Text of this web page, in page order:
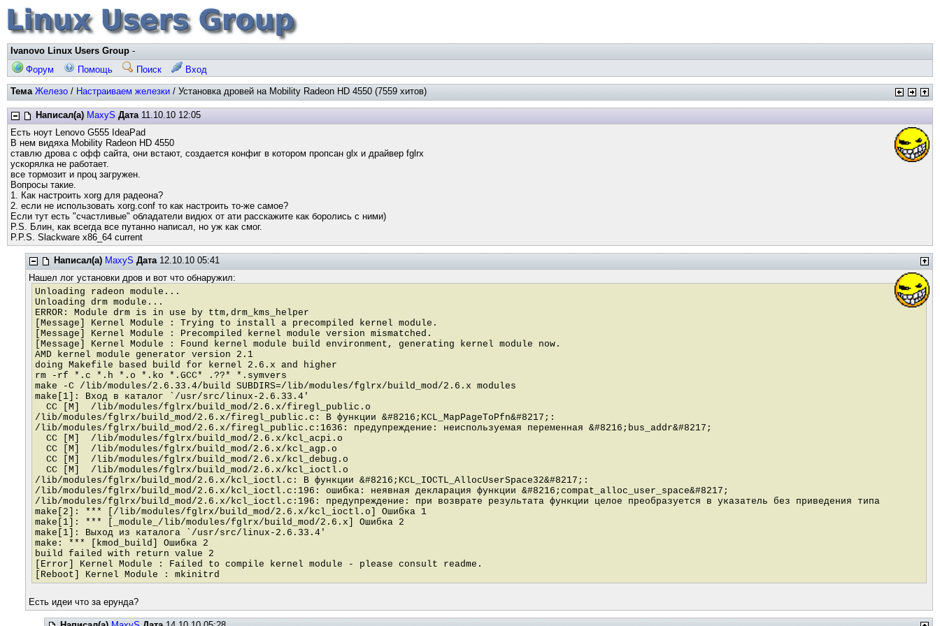
Ivanovo Linux Users Group -
Форум
Помощь Поиск Вход
Тема Железо / Настраиваем железки / Установка дровей на Mobility Radeon HD 4550 (7559 хитов)
Написал(а) MaxyS Дата11.10.10 12:05
Есть ноут Lenovo G555 IdeaPad
В нем видяха Mobility Radeon HD 4550
ставлю дрова с офф сайта, они встают, создается конфиг в котором пропсан glx и драйвер fglrx
ускорялка не работает.
все тормозит и проц загружен.
Вопросы такие.
1. Как настроить xorg для радеона?
2. если не использовать xorg.conf то как настроить то-же самое?
Если тут есть "счастливые" обладатели видюх от ати расскажите как боролись с ними)
P.S. Блин, как всегда все путанно написал, но уж как смог.
P.P.S. Slackware x86_64 current
Написал(а) MaxyS Дата12.10.10 05:41
Нашел лог установки дров и вот что обнаружил:
Unloading radeon module...
Unloading drm module...
ERROR: Module drm is in use by ttm,drm_kms_helper
[Message] Kernel Module : Trying to install a precompiled kernel module.
[Message] Kernel Module : Precompiled kernel module version mismatched.
[Message] Kernel Module : Found kernel module build environment, generating kernel module now.
AMD kernel module generator version 2.1
doing Makefile based build for kernel 2.6.x and higher
rm -rf *.c *.h *.o *.ko *.GCC* .??* *.symvers
make -C /lib/modules/2.6.33.4/build SUBDIRS=/lib/modules/fglrx/build_mod/2.6.x modules
make[1]: Вход в каталог `/usr/src/linux-2.6.33.4'
CC [M] /lib/modules/fglrx/build_mod/2.6.x/firegl_public.o
/lib/modules/fglrx/build_mod/2.6.x/firegl_public.c: В функции &#8216;KCL_MapPageToPfn&#8217;:
/lib/modules/fglrx/build_mod/2.6.x/firegl_public.c:1636: предупреждение: неиспользуемая переменная &#8216;bus_addr&#8217;
CC [M] /lib/modules/fglrx/build_mod/2.6.x/kcl_acpi.o
CC [M] /lib/modules/fglrx/build_mod/2.6.x/kcl_agp.o
CC [M] /lib/modules/fglrx/build_mod/2.6.x/kcl_debug.o
CC [M] /lib/modules/fglrx/build_mod/2.6.x/kcl_ioctl.o
/lib/modules/fglrx/build_mod/2.6.x/kcl_ioctl.c: В функции &#8216;KCL_IOCTL_AllocUserSpace32&#8217;:
/lib/modules/fglrx/build_mod/2.6.x/kcl_ioctl.c:196: ошибка: неявная декларация функции &#8216;compat_alloc_user_space&#8217;
/lib/modules/fglrx/build_mod/2.6.x/kcl_ioctl.c:196: предупреждение: при возврате результата функции целое преобразуется в указатель без приведения типа
make[2]: *** [/lib/modules/fglrx/build_mod/2.6.x/kcl_ioctl.o] Ошибка 1
make[1]: *** [_module_/lib/modules/fglrx/build_mod/2.6.x] Ошибка 2
make[1]: Выход из каталога `/usr/src/linux-2.6.33.4'
make: *** [kmod_build] Ошибка 2
build failed with return value 2
[Error] Kernel Module : Failed to compile kernel module - please consult readme.
[Reboot] Kernel Module : mkinitrd
Есть идеи что за ерунда?